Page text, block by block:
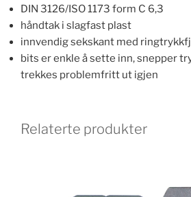
DIN 3126/ISO 1173 form C 6,3
håndtak i slagfast plast
innvendig sekskant med
bits er enkle å sette inn, snepper
trekkes problemfritt ut igjen
Relaterte produkter